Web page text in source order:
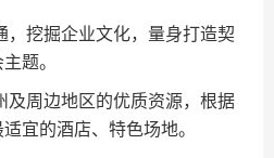
，挖掘企业文化，量身打造契
题。
及周边地区的优质资源，根据
宜的酒店、特色场地。